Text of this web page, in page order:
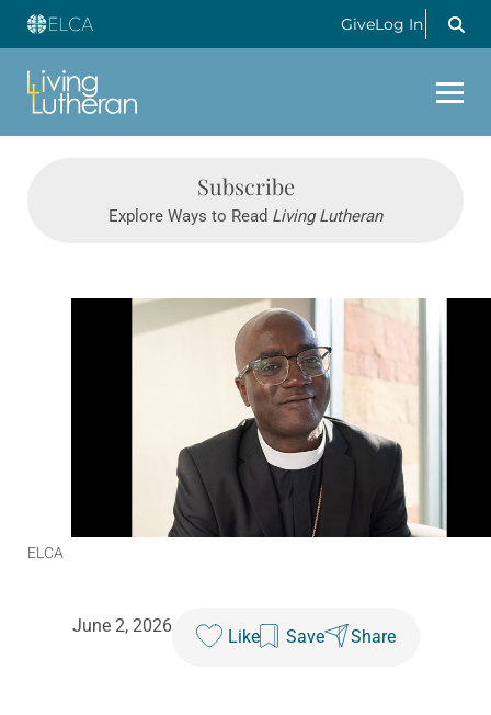
GiveLog In
Subscribe
Explore Ways to Read Living Lutheran
ELCA
June 2, 2026
Like Save Share